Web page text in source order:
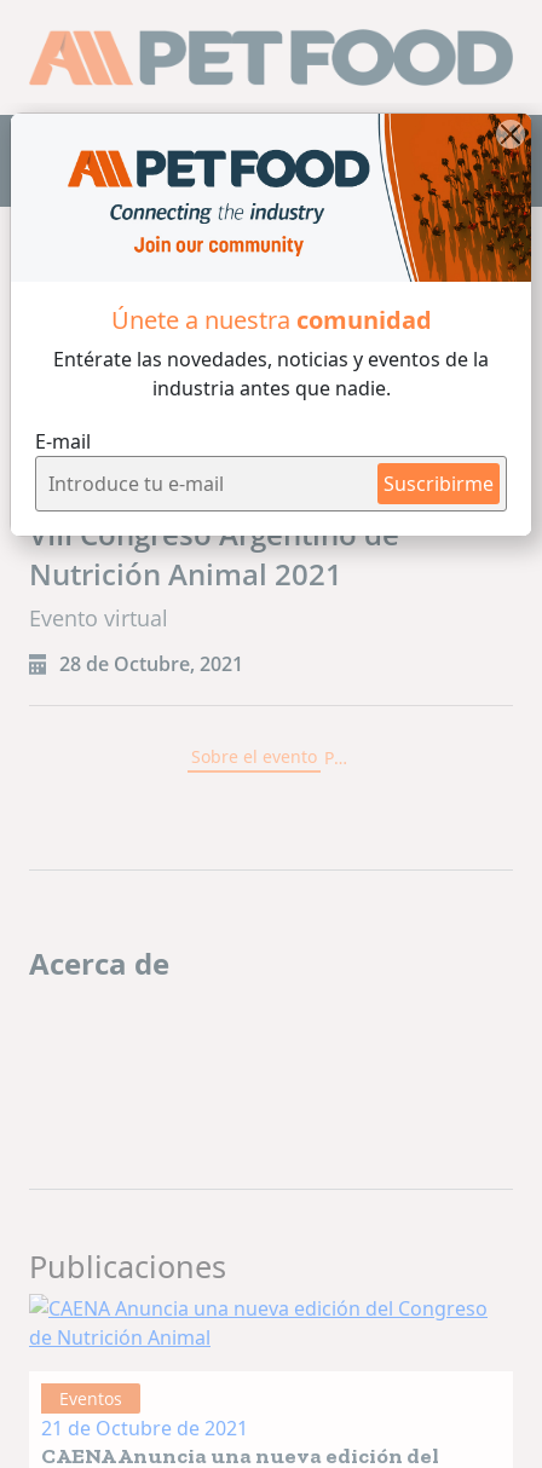
Únete a nuestra comunidad
Entérate las novedades, noticias y eventos de la
industria antes que nadie.
E-mail
Suscribirme
ES
VIII Congreso Argentino de
Nutrición Animal 2021
Evento virtual
28 de Octubre, 2021
Sobre el evento Publicaciones
Acerca de
Publicaciones
Eventos
21 de Octubre de 2021
CAENA Anuncia una nueva edición del